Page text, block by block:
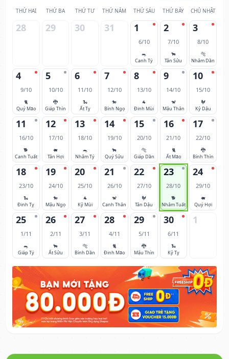
THỨ HAI THỨ BA THỨ TƯ THỨ NĂM THỨ SÁU THỨ BẢY CHỦ NHẬT
28 29 30 31 1
6/10
🐀
Canh Tý
2
7/10
🐂
Tân Sửu
3
8/10
🐅
Nhâm Dần
4
9/10
🐈
Quý Mão
5
10/10
🐉
Giáp Thìn
6
11/10
🐍
Ất Tỵ
7
12/10
🐎
Bính Ngọ
8
13/10
🐐
Đinh Mùi
9
14/10
🐒
Mậu Thân
10
15/10
🐓
Kỷ Dậu
11
16/10
🐕
Canh Tuất
12
17/10
🐖
Tân Hợi
13
18/10
🐀
Nhâm Tý
14
19/10
🐂
Quý Sửu
15
20/10
🐅
Giáp Dần
16
21/10
🐈
Ất Mão
17
22/10
🐉
Bính Thìn
18
23/10
🐍
Đinh Tỵ
19
24/10
🐎
Mậu Ngọ
20
25/10
🐐
Kỷ Mùi
21
26/10
🐒
Canh Thân
22
27/10
🐓
Tân Dậu
23
28/10
🐕
Nhâm Tuất
24
29/10
🐖
Quý Hợi
25
1/11
🐀
Giáp Tý
26
2/11
🐂
Ất Sửu
27
3/11
🐅
Bính Dần
28
4/11
🐈
Đinh Mão
29
5/11
🐉
Mậu Thìn
30
6/11
🐍
Kỷ Tỵ
1